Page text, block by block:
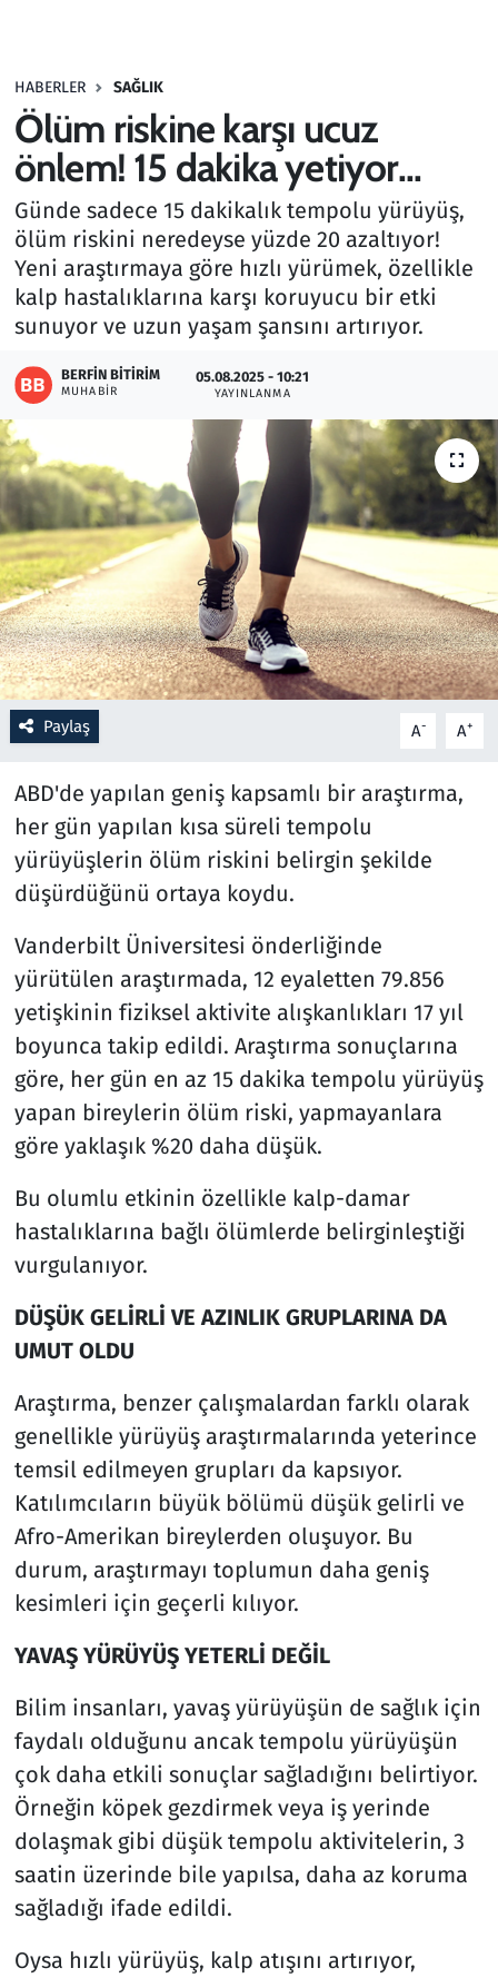
HABERLER SAĞLIK
Ölüm riskine karşı ucuz
önlem! 15 dakika yetiyor...
Günde sadece 15 dakikalık tempolu yürüyüş,
ölüm riskini neredeyse yüzde 20 azaltıyor!
Yeni araştırmaya göre hızlı yürümek, özellikle
kalp hastalıklarına karşı koruyucu bir etki
sunuyor ve uzun yaşam şansını artırıyor.
BERFIN BITIRIM
MUHABIR
05.08.2025 - 10:21
YAYINLANMA
Paylaş A- A+
ABD'de yapılan geniş kapsamlı bir araştırma,
her gün yapılan kısa süreli tempolu
yürüyüşlerin ölüm riskini belirgin şekilde
düşürdüğünü ortaya koydu.
Vanderbilt Üniversitesi önderliğinde
yürütülen araştırmada, 12 eyaletten 79.856
yetişkinin fiziksel aktivite alışkanlıkları 17 yıl
boyunca takip edildi. Araştırma sonuçlarına
göre, her gün en az 15 dakika tempolu yürüyüş
yapan bireylerin ölüm riski, yapmayanlara
göre yaklaşık %20 daha düşük.
Bu olumlu etkinin özellikle kalp-damar
hastalıklarına bağlı ölümlerde belirginleştiği
vurgulanıyor.
DÜŞÜK GELİRLİ VE AZINLIK GRUPLARINA DA
UMUT OLDU
Araştırma, benzer çalışmalardan farklı olarak
genellikle yürüyüş araştırmalarında yeterince
temsil edilmeyen grupları da kapsıyor.
Katılımcıların büyük bölümü düşük gelirli ve
Afro-Amerikan bireylerden oluşuyor. Bu
durum, araştırmayı toplumun daha geniş
kesimleri için geçerli kılıyor.
YAVAŞ YÜRÜYÜŞ YETERLİ DEĞİL
Bilim insanları, yavaş yürüyüşün de sağlık için
faydalı olduğunu ancak tempolu yürüyüşün
çok daha etkili sonuçlar sağladığını belirtiyor.
Örneğin köpek gezdirmek veya iş yerinde
dolaşmak gibi düşük tempolu aktivitelerin, 3
saatin üzerinde bile yapılsa, daha az koruma
sağladığı ifade edildi.
Oysa hızlı yürüyüş, kalp atışını artırıyor,
Haber
Kültür Sanat
Kurumsal Haberler
Lezzet Durağı
Memur ve Kamu
Otomobil
Ramazan
Resmi İlanlar
Rüya Tabirleri
Sağlık
Savunma Sanayi
Spor
Teknoloji ve Bilim
Televizyon